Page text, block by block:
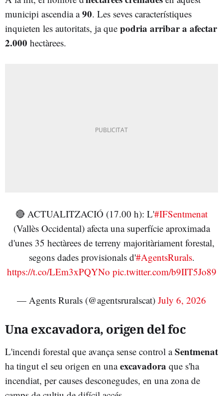
municipi ascendia a90. Les seves característiques
inquieten les autoritats, ja que podria arribar a afectar
2.000 hectàrees.
🔴 ACTUALITZACIÓ (17.00 h): L'#IFSentmenat
(Vallès Occidental) afecta una superfície aproximada
d'unes 35 hectàrees de terreny majoritàriament forestal,
segons dades provisionals d'#AgentsRurals.
https://t.co/LEm3xPQYNo pic.twitter.com/b9IIT5Jo89
— Agents Rurals (@agentsruralscat) July 6, 2026
Una excavadora, origen del foc
L'incendi forestal que avança sense control aSentmenat
ha tingut el seu origen en unaexcavadora que s'ha
incendiat, per causes desconegudes, en una zona de